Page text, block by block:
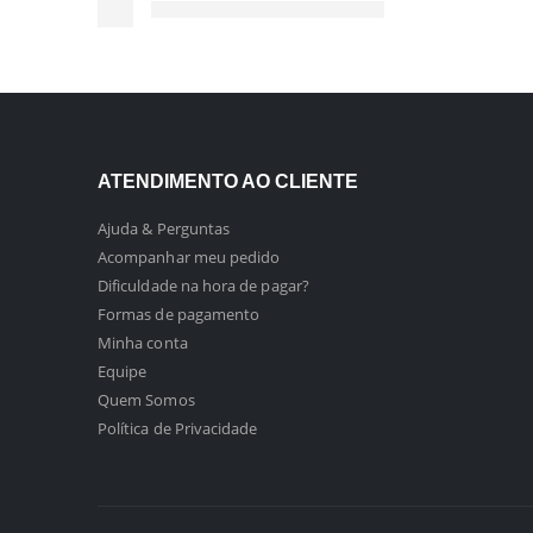
ATENDIMENTO AO CLIENTE
Ajuda & Perguntas
Acompanhar meu pedido
Dificuldade na hora de pagar?
Formas de pagamento
Minha conta
Equipe
Quem Somos
Política de Privacidade